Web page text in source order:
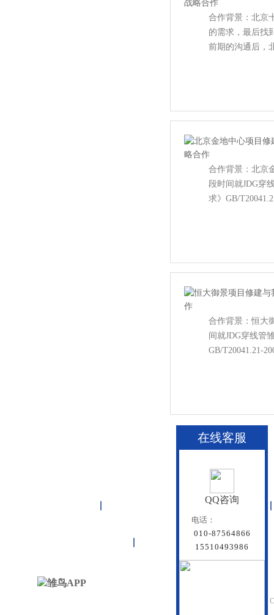
合作背景：北
的需求，最后
前期的沟通后
合作背景：北
段时间就JDG穿
求》GB/
合作背景：恒
间就JDG穿线管
GB/T20041.21-
联塑管道
Beijing Doredsun Pipeline
在线客服
QQ咨询
电话：
010-87564866
15510493986